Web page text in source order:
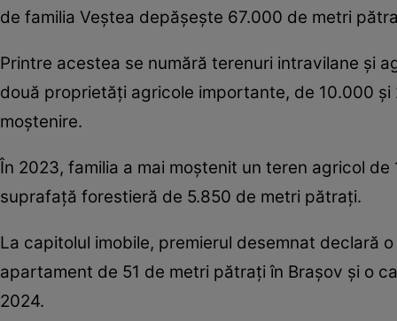
de familia Veștea depășește 67.000 de metri
Printre acestea se numără terenuri intravilane și
două proprietăți agricole importante, de 10.000
moștenire.
În 2023, familia a mai moștenit un teren agricol
suprafață forestieră de 5.850 de metri pătrați.
La capitolul imobile, premierul desemnat declară
apartament de 51 de metri pătrați în Brașov și o
2024.